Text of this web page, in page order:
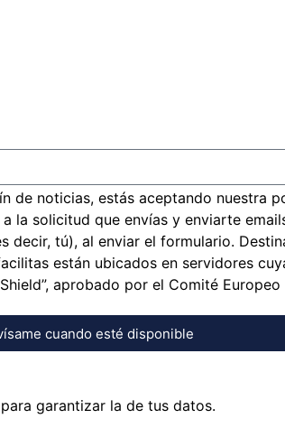
noticias, estás aceptando nuestra
a la solicitud que envías y enviarte
tú), al enviar el formulario.
están ubicados en servidores
aprobado por el Comité
cuando esté disponible
garantizar la de tus datos.